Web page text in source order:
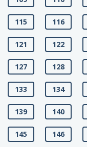
115 116
121 122
127 128
133 134
139 140
145 146